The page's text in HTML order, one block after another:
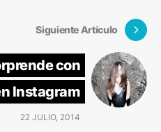
Siguiente Artículo
con
Instagram
22 JULIO, 2014